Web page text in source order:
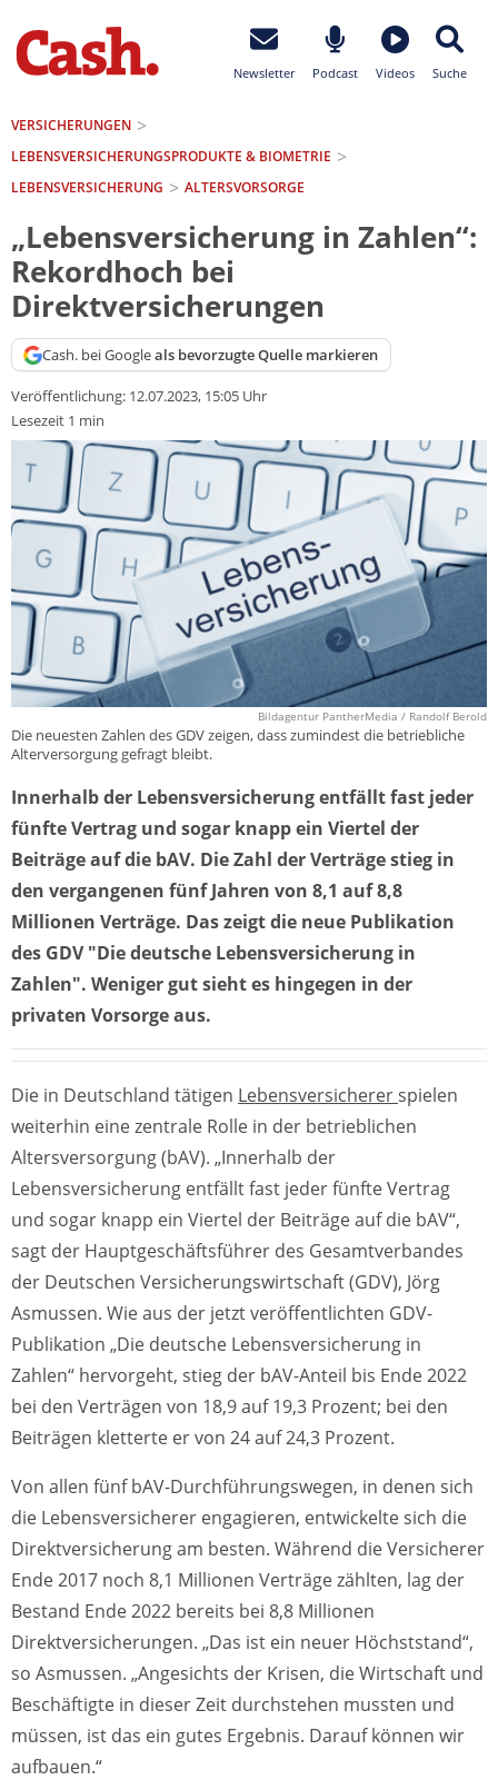
Newsletter Podcast Videos Suche
VERSICHERUNGEN
LEBENSVERSICHERUNGS­PRODUKTE & BIOMETRIE
LEBENSVERSICHERUNG
ALTERSVORSORGE
„Lebensversicherung in Zahlen“:
Rekordhoch bei
Direktversicherungen
Cash. bei Googleals bevorzugte Quelle markieren
Veröffentlichung: 12.07.2023, 15:05 Uhr
Lesezeit 1 min
Bildagentur PantherMedia / Randolf Berold
Die neuesten Zahlen des GDV zeigen, dass zumindest die betriebliche
Alterversorgung gefragt bleibt.
Innerhalb der Lebensversicherung entfällt fast jeder
fünfte Vertrag und sogar knapp ein Viertel der
Beiträge auf die bAV. Die Zahl der Verträge stieg in
den vergangenen fünf Jahren von 8,1 auf 8,8
Millionen Verträge. Das zeigt die neue Publikation
des GDV "Die deutsche Lebensversicherung in
Zahlen". Weniger gut sieht es hingegen in der
privaten Vorsorge aus.
Die in Deutschland tätigen Lebensversichererspielen
weiterhin eine zentrale Rolle in der betrieblichen
Altersversorgung (bAV). „Innerhalb der
Lebensversicherung entfällt fast jeder fünfte Vertrag
und sogar knapp ein Viertel der Beiträge auf die bAV“,
sagt der Hauptgeschäftsführer des Gesamtverbandes
der Deutschen Versicherungswirtschaft (GDV), Jörg
Asmussen. Wie aus der jetzt veröffentlichten GDV-
Publikation „Die deutsche Lebensversicherung in
Zahlen“ hervorgeht, stieg der bAV-Anteil bis Ende 2022
bei den Verträgen von 18,9 auf 19,3 Prozent; bei den
Beiträgen kletterte er von 24 auf 24,3 Prozent.
Von allen fünf bAV-Durchführungswegen, in denen sich
die Lebensversicherer engagieren, entwickelte sich die
Direktversicherung am besten. Während die Versicherer
Ende 2017 noch 8,1 Millionen Verträge zählten, lag der
Bestand Ende 2022 bereits bei 8,8 Millionen
Direktversicherungen. „Das ist ein neuer Höchststand“,
so Asmussen. „Angesichts der Krisen, die Wirtschaft und
Beschäftigte in dieser Zeit durchstehen mussten und
müssen, ist das ein gutes Ergebnis. Darauf können wir
aufbauen.“